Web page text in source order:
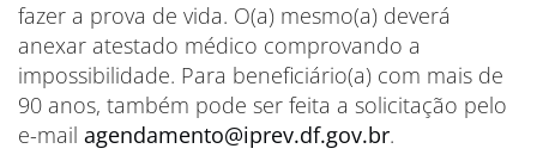
fazer a prova de vida. O(a) mesmo(a) deverá
anexar atestado médico comprovando a
impossibilidade. Para beneficiário(a) com mais de
90 anos, também pode ser feita a solicitação pelo
e-mail agendamento@iprev.df.gov.br.